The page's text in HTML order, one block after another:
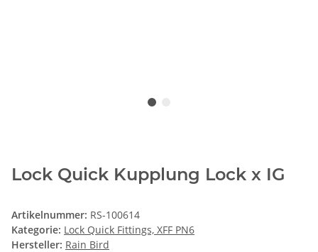
Lock Quick Kupplung Lock x IG
Artikelnummer: RS-100614
Kategorie: Lock Quick Fittings, XFF PN6
Hersteller: Rain Bird